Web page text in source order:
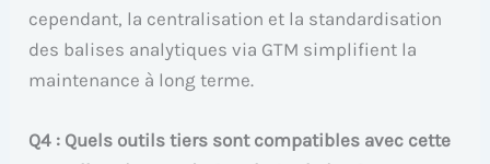
cependant, la centralisation et la standardisation
des balises analytiques via GTM simplifient la
maintenance à long terme.
Q4 : Quels outils tiers sont compatibles avec cette